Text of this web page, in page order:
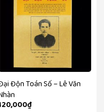
Độn Toán Số – Lê Văn
₫